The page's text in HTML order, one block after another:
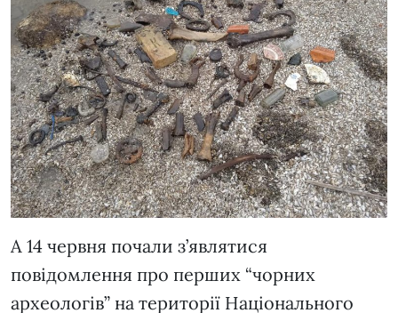
А 14 червня почали з’являтися
повідомлення про перших “чорних
археологів” на території Національного